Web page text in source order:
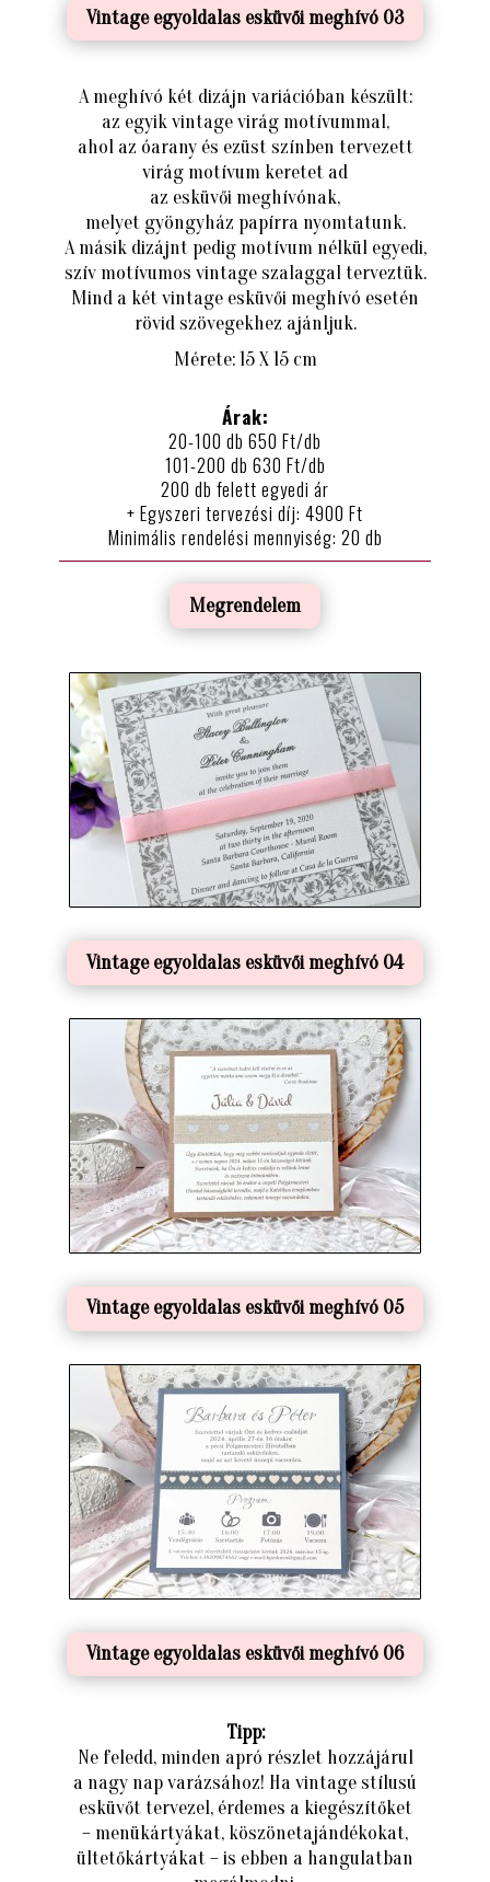
Vintage egyoldalas esküvői meghívó 03
A meghívó két dizájn variációban készült:
az egyik vintage virág motívummal,
ahol az óarany és ezüst színben tervezett
virág motívum keretet ad
az esküvői meghívónak,
melyet gyöngyház papírra nyomtatunk.
A másik dizájnt pedig motívum nélkül egyedi,
szív motívumos vintage szalaggal terveztük.
Mind a két vintage esküvői meghívó esetén
rövid szövegekhez ajánljuk.
Mérete: 15 X 15 cm
Árak:
20-100 db 650 Ft/db
101-200 db 630 Ft/db
200 db felett egyedi ár
+ Egyszeri tervezési díj: 4900 Ft
Minimális rendelési mennyiség: 20 db
Megrendelem
Vintage egyoldalas esküvői meghívó 04
Vintage egyoldalas esküvői meghívó 05
Vintage egyoldalas esküvői meghívó 06
Tipp:
Ne feledd, minden apró részlet hozzájárul
a nagy nap varázsához! Ha vintage stílusú
esküvőt tervezel, érdemes a kiegészítőket
– menükártyákat, köszönetajándékokat,
ültetőkártyákat – is ebben a hangulatban